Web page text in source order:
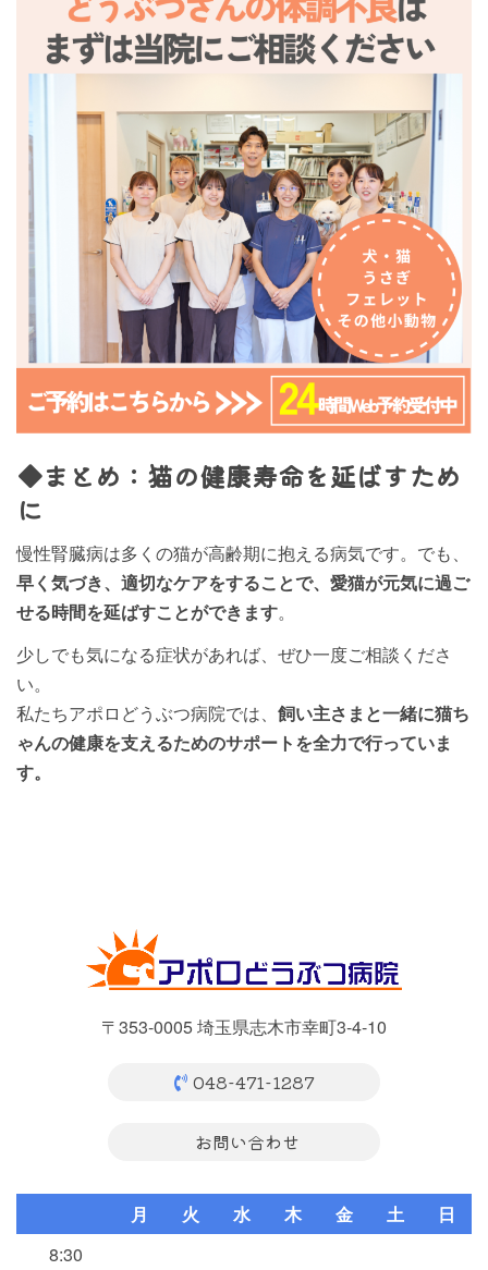
◆まとめ：猫の健康寿命を延ばすため
に
慢性腎臓病は多くの猫が高齢期に抱える病気です。でも、
早く気づき、適切なケアをすることで、愛猫が元気に過ご
せる時間を延ばすことができます。
少しでも気になる症状があれば、ぜひ一度ご相談くださ
い。
私たちアポロどうぶつ病院では、 飼い主さまと一緒に猫ち
ゃんの健康を支えるためのサポートを全力で行っていま
す。
〒353-0005 埼玉県志木市幸町3-4-10
048-471-1287
お問い合わせ
月 火 水 木 金 土
日
8:30